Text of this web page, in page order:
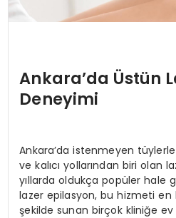
Ankara’da Üstün
Deneyimi
Ankara’da istenmeyen
ve kalıcı yollarından biri olan
yıllarda oldukça popüler hale
lazer epilasyon, bu hizmeti en
şekilde sunan birçok kliniğe ev